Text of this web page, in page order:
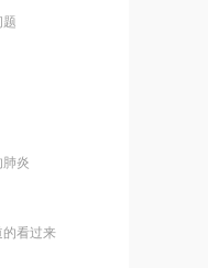
炎
看过来